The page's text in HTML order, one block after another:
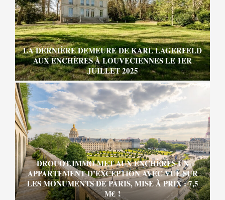
LA DERNIÈRE DEMEURE DE KARL LAGERFELD
AUX ENCHÈRES À LOUVECIENNES LE 1ER
JUILLET 2025
DROUOT.IMMO MET AUX ENCHÈRES UN
APPARTEMENT D’EXCEPTION AVEC VUE SUR
LES MONUMENTS DE PARIS, MISE À PRIX : 7,5
M€ !